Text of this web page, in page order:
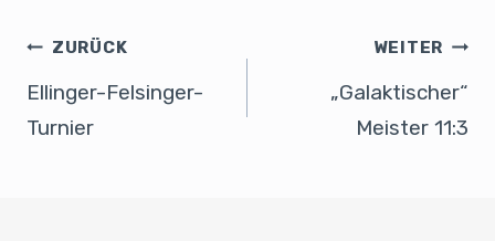
b
o
o
n
ZURÜCK
Ellinger-Felsinger-
Turnier
WEITER
„Galaktischer“
Meister 11:3